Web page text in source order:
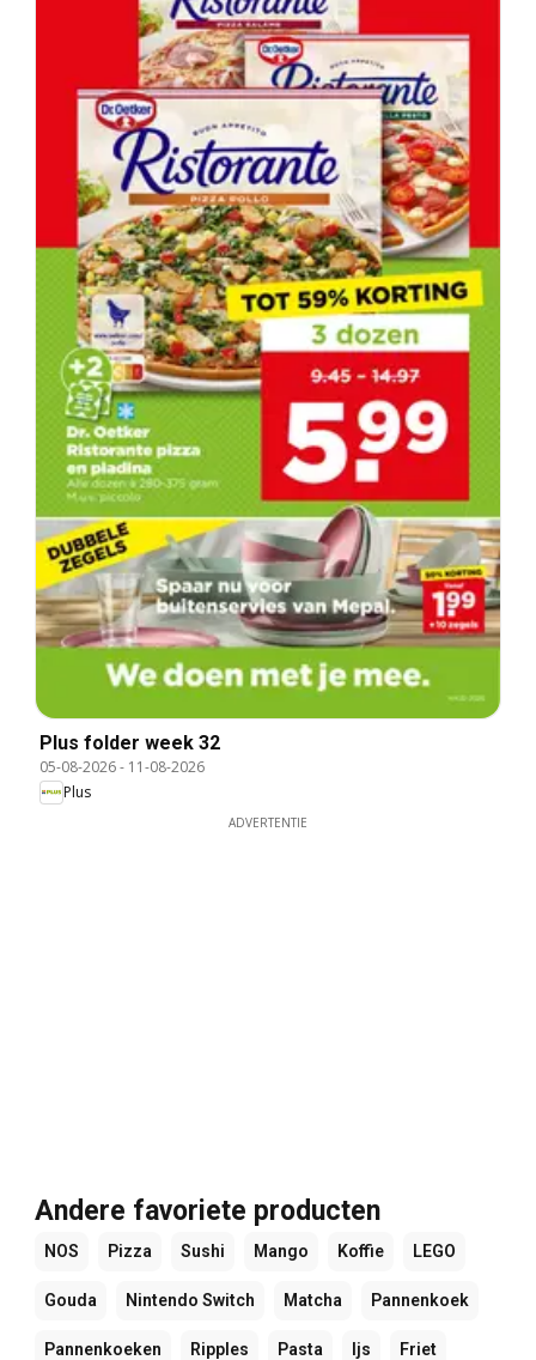
Plus folder week 32
05-08-2026- 11-08-2026
Plus
ADVERTENTIE
Andere favoriete producten
NOS Pizza Sushi Mango Koffie LEGO
Gouda Nintendo Switch Matcha Pannenkoek
Pannenkoeken Ripples Pasta Ijs Friet